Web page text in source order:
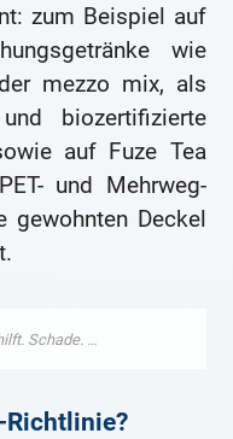
zum Beispiel auf
wie
mezzo mix, als
biozertifizierte
auf Fuze Tea
und Mehrweg-
gewohnten Deckel
Richtlinie?